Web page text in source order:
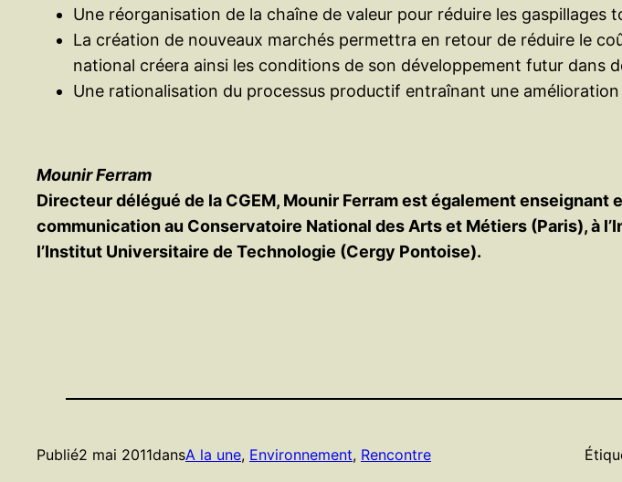
Une réorganisation de la chaîne de valeur pour réduire les gaspillages
La création de nouveaux marchés permettra en retour de réduire le
national créera ainsi les conditions de son développement futur dans
Une rationalisation du processus productif entraînant une amélioration
Mounir Ferram
Directeur délégué de la CGEM, Mounir Ferram est également
communication au Conservatoire National des Arts et Métiers (Paris), à
l’Institut Universitaire de Technologie (Cergy Pontoise).
Publié2 mai 2011dansA la une, Environnement, Rencontre